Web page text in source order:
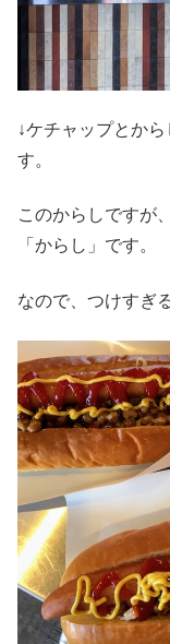
↓ケチャップとか
す。
このからしですが
「からし」です。
なので、つけすぎ